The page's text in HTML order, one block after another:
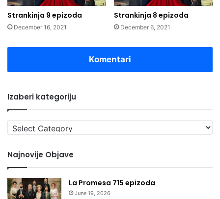
Strankinja 9 epizoda
December 16, 2021
Strankinja 8 epizoda
December 6, 2021
Komentari
Izaberi kategoriju
Izaberi
kategoriju
Najnovije Objave
La Promesa 715 epizoda
June 19, 2026